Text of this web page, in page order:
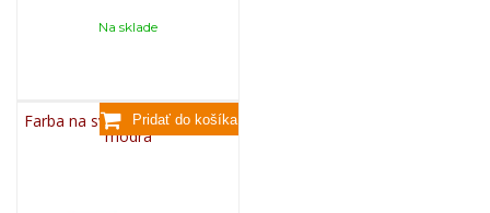
Na sklade
Farba na sviečky, 25g - svetlo
modrá